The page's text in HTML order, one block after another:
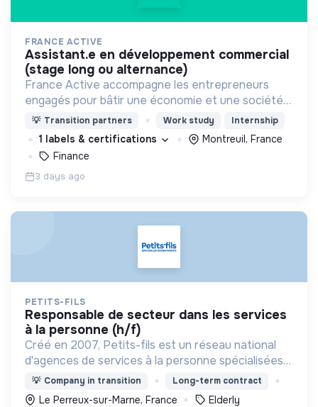
FRANCE ACTIVE
assistant.e en développement commercial
(stage long ou alternance)
France Active accompagne les entrepreneurs
engagés pour bâtir une économie et une société
plus inclusive et plus durable.
💡 Transition partners Work study Internship
1 labels & certifications
Montreuil, France
Finance
3 days ago
PETITS-FILS
responsable de secteur dans les services
à la personne (h/f)
Créé en 2007, Petits-fils est un réseau national
d'agences de services à la personne spécialisées
dans l'aide à domicile pour les personnes âgées.
💡 Company in transition Long-term contract
Le Perreux-sur-Marne, France Elderly